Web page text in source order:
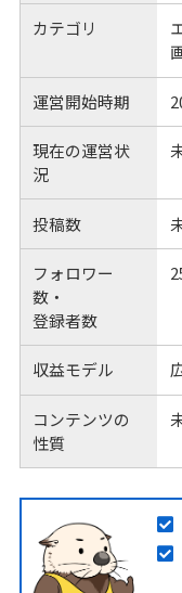
カテゴリ
運営開始時期
現在の運営状
況
投稿数
フォロワー
数・
登録者数
収益モデル
コンテンツの
性質